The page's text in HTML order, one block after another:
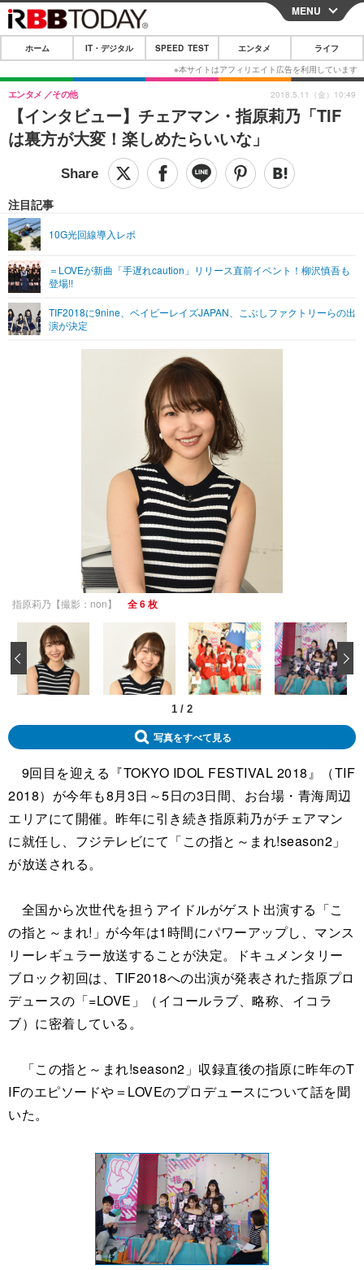
CLOSE
ホーム
IT・デジタル
IT・デジタルTOP スマートフォン
ガジェット・ツール
ショッピング その他
SPEED TEST
エンタメTOP 映画・ドラマ
グラビア
ショッピング その他
ライフTOP
リリース一覧
プッシュ通知の停止方法
MENU
ホーム IT・デジタル SPEED TEST エンタメ ライフ
【インタビュー】チェアマン・指原莉乃「TIF
は裏方が大変！楽しめたらいいな」
エンタメ その他
注目記事
10G光回線導入レポ
＝LOVEが新曲「手遅れcaution」リリース直前イベント！柳沢慎吾も
登場!!
TIF2018に9nine、ベイビーレイズJAPAN、こぶしファクトリーらの出
演が決定
2018.5.11（金）10:49
指原莉乃【撮影：non】 全 6 枚
1 / 2
‹
写真をすべて見る
9回目を迎える『TOKYO IDOL FESTIVAL 2018』（TIF
2018）が今年も8月3日～5日の3日間、お台場・青海周辺
エリアにて開催。昨年に引き続き指原莉乃がチェアマン
に就任し、フジテレビにて「この指と～まれ!season2」
が放送される。
全国から次世代を担うアイドルがゲスト出演する「こ
の指と～まれ!」が今年は1時間にパワーアップし、マンス
リーレギュラー放送することが決定。ドキュメンタリー
ブロック初回は、TIF2018への出演が発表された指原プロ
デュースの「=LOVE」（イコールラブ、略称、イコラ
ブ）に密着している。
「この指と～まれ!season2」収録直後の指原に昨年のT
IFのエピソードや＝LOVEのプロデュースについて話を聞
いた。